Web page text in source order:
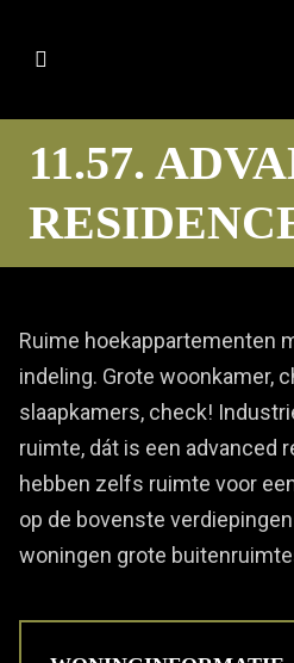
11.57.
Ruime hoekappartementen
indeling. Grote woonkamer,
slaapkamers, check!
ruimte, dát is een advanced
hebben zelfs ruimte voor
op de bovenste
woningen grote